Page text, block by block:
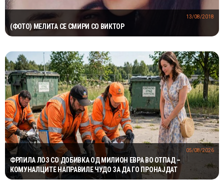
(ФОТО) МЕЛИТА СЕ СМИРИ СО ВИКТОР
13/08/2018
ФРЛИЛА ЛОЗ СО ДОБИВКА ОД МИЛИОН ЕВРА ВО ОТПАД –
КОМУНАЛЦИТЕ НАПРАВИЛЕ ЧУДО ЗА ДА ГО ПРОНАЈДАТ
05/08/2026